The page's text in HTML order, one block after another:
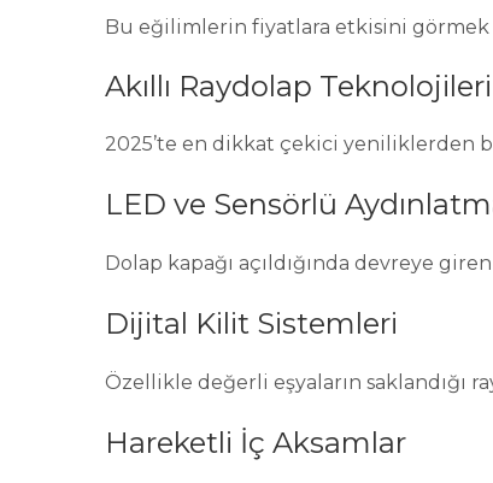
Bu eğilimlerin fiyatlara etkisini
Akıllı Raydolap Teknolojileri
2025’te en dikkat çekici yeniliklerden
LED ve Sensörlü
Dolap kapağı açıldığında devreye
Dijital Kilit Sistemleri
Özellikle değerli eşyaların
Hareketli İç Aksamlar